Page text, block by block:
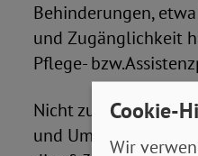
Behinderungen,
und Zugänglichkeit
Pflege-
Nicht zuletzt ist
und Umsetzung der
Cookie-
Wir